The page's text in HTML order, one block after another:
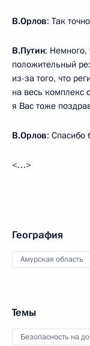
В.Орлов: Так
В.Путин: Немного,
положительный
из-за того, что
на весь комплекс
я Вас тоже
В.Орлов: Спасибо
<…>
География
Амурская область
Темы
Безопасность на